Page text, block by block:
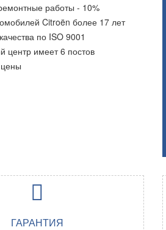
работы - 10%
Citroën более 17 лет
по ISO 9001
центр имеет 6 постов
ГАРАНТИЯ